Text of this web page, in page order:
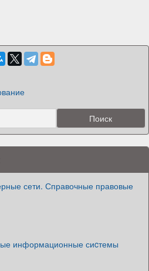
сети. Справочные правовые
информационные сиcтемы